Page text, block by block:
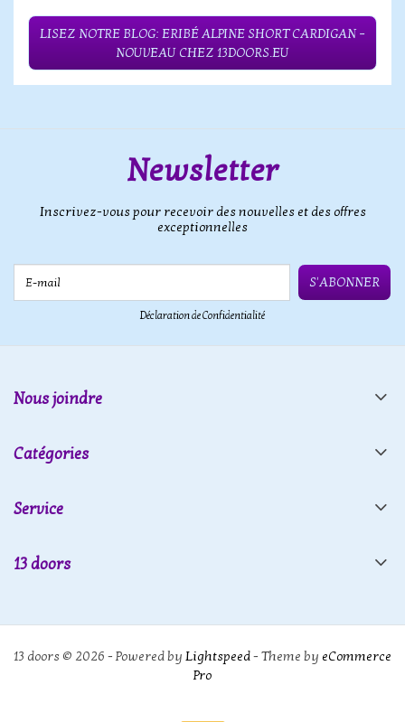
LISEZ NOTRE BLOG: ERIBÉ ALPINE SHORT CARDIGAN –
NOUVEAU CHEZ 13DOORS.EU
Newsletter
Inscrivez-vous pour recevoir des nouvelles et des offres
exceptionnelles
S'ABONNER
Déclaration de Confidentialité
Nous joindre
Catégories
Service
13 doors
13 doors © 2026 - Powered by Lightspeed- Theme by eCommerce
Pro